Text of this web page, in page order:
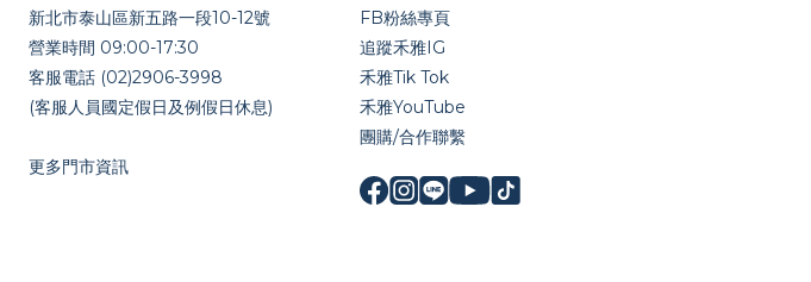
新北市泰山區新五路一段10-12號
營業時間 09:00-17:30
客服電話 (02)2906-3998
(客服人員國定假日及例假日休息)
更多門市資訊
FB粉絲專頁
追蹤禾雅IG
禾雅Tik Tok
禾雅YouTube
團購/合作聯繫